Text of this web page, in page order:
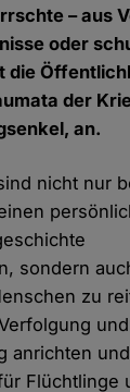
– aus
oder
die
der
an.
nicht nur
sondern
zu
anrichten
Flüchtlinge